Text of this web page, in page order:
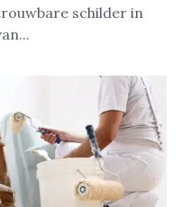
schilder in